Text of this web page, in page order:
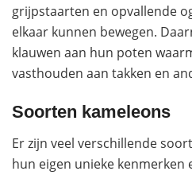
grijpstaarten en opvallende
elkaar kunnen bewegen.
klauwen aan hun poten
vasthouden aan takken en
Soorten kameleons
Er zijn veel verschillende
hun eigen unieke kenmerken